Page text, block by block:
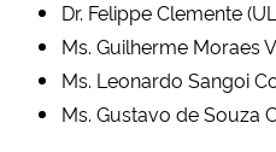
Dr. Felippe Clemente
Ms. Guilherme Moraes
Ms. Leonardo Sangoi
Ms. Gustavo de Souza